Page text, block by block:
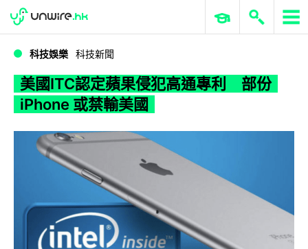
WWDC 2026 ERP 與商業 AI
科技娛樂 科技新聞
美國ITC認定蘋果侵犯高通專利 部份
iPhone 或禁輸美國